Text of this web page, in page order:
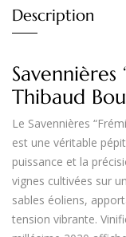
Description
Thibaud
Le Savennières
est une véritable
puissance et la
vignes cultivées sur
sables éoliens,
tension vibrante.